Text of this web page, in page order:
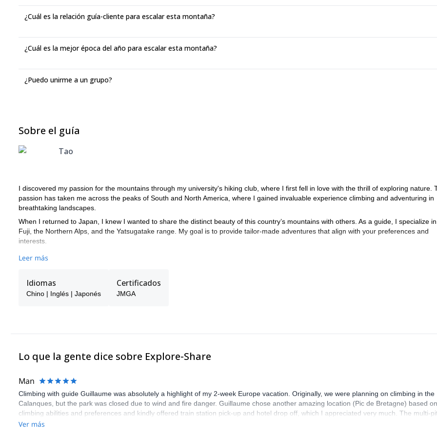
¿Cuál es la relación guía-cliente para escalar esta montaña?
¿Cuál es la mejor época del año para escalar esta montaña?
¿Puedo unirme a un grupo?
Sobre el guía
Tao
I discovered my passion for the mountains through my university's hiking club, where I first fell in love with the thrill of exploring nature.
passion has taken me across the peaks of South and North America, where I gained invaluable experience climbing and adventuring in
breathtaking landscapes.
When I returned to Japan, I knew I wanted to share the distinct beauty of this country’s mountains with others. As a guide, I specialize
Fuji, the Northern Alps, and the Yatsugatake range. My goal is to provide tailor-made adventures that align with your preferences and
interests.
Whether you’re looking for a challenging climb or a serene hike, I’d love to help you experience the magic of Japan’s mountains. Let me
Leer más
Idiomas
Chino | Inglés | Japonés
Certificados
JMGA
Lo que la gente dice sobre Explore-Share
Man
Climbing with guide Guillaume was absolutely a highlight of my 2-week Europe vacation. Originally, we were planning on climbing in the
Calanques, but the park was closed due to wind and fire danger. Guillaume chose another amazing location (Pic de Bretagne) based
climbing abilities and preferences and kindly offered train station pick-up and hotel drop off, which I appreciated very much. The multi-
route we did was not only fun but also the right amount of challenge, which I thoroughly enjoyed. The communication from the team
Ver más